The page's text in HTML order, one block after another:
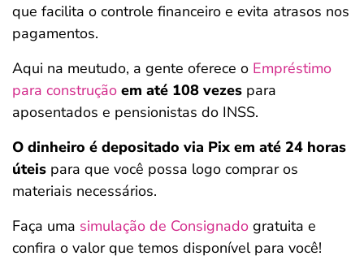
que facilita o controle financeiro e evita atrasos nos
pagamentos.
Aqui na meutudo, a gente oferece o Empréstimo
para construção em até 108 vezes para
aposentados e pensionistas do INSS.
O dinheiro é depositado via Pix em até 24 horas
úteis para que você possa logo comprar os
materiais necessários.
Faça uma simulação de Consignado gratuita e
confira o valor que temos disponível para você!